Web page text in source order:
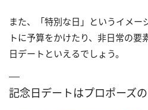
また、「特別な日」というイメー
トに予算をかけたり、非日常の
日デートといえるでしょう。
記念日デートはプロポーズ